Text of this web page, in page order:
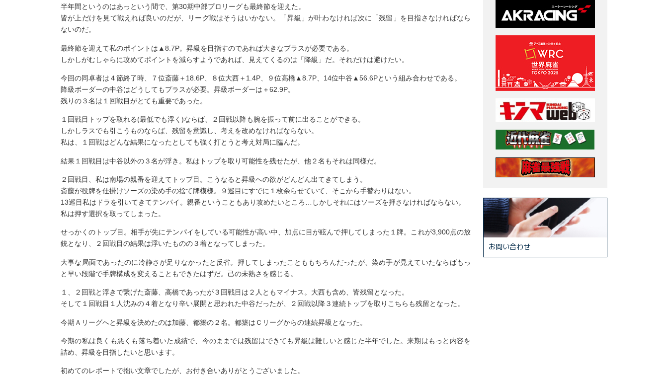
半年間というのはあっという間で、第30期中部プロリーグも最終節を迎えた。
皆が上だけを見て戦えれば良いのだが、リーグ戦はそうはいかない。「昇級」が叶わなければ次に「残留」を目指さなければなら
ないのだ。
最終節を迎えて私のポイントは▲8.7P。昇級を目指すのであれば大きなプラスが必要である。
しかしがむしゃらに攻めてポイントを減らすようであれば、見えてくるのは「降級」だ。それだけは避けたい。
今回の同卓者は４節終了時、７位斎藤＋18.6P、８位大西＋1.4P、９位高橋▲8.7P、14位中谷▲56.6Pという組み合わせである。
降級ボーダーの中谷はどうしてもプラスが必要。昇級ボーダーは＋62.9P。
残りの３名は１回戦目がとても重要であった。
１回戦目トップを取れる(最低でも浮く)ならば、２回戦以降も腕を振って前に出ることができる。
しかしラスでも引こうものならば、残留を意識し、考えを改めなければならない。
私は、１回戦はどんな結果になったとしても強く打とうと考え対局に臨んだ。
結果１回戦目は中谷以外の３名が浮き。私はトップを取り可能性を残せたが、他２名もそれは同様だ。
２回戦目、私は南場の親番を迎えてトップ目。こうなると昇級への欲がどんどん出てきてしまう。
斎藤が役牌を仕掛けソーズの染め手の捨て牌模様。９巡目にすでに１枚余らせていて、そこから手替わりはない。
13巡目私はドラを引いてきてテンパイ。親番ということもあり攻めたいところ…しかしそれにはソーズを押さなければならない。
私は押す選択を取ってしまった。
せっかくのトップ目。相手が先にテンパイをしている可能性が高い中、加点に目が眩んで押してしまった１牌。これが3,900点の放
銃となり、２回戦目の結果は浮いたものの３着となってしまった。
大事な局面であったのに冷静さが足りなかったと反省。押してしまったことももちろんだったが、染め手が見えていたならばもっ
と早い段階で手牌構成を変えることもできたはずだ。己の未熟さを感じる。
１、２回戦と浮きで繋げた斎藤、高橋であったが３回戦目は２人ともマイナス。大西も含め、皆残留となった。
そして１回戦目１人沈みの４着となり辛い展開と思われた中谷だったが、２回戦以降３連続トップを取りこちらも残留となった。
今期Ａリーグへと昇級を決めたのは加藤、都築の２名。都築はＣリーグからの連続昇級となった。
今期の私は良くも悪くも落ち着いた成績で、今のままでは残留はできても昇級は難しいと感じた半年でした。来期はもっと内容を
詰め、昇級を目指したいと思います。
初めてのレポートで拙い文章でしたが、お付き合いありがとうございました。
お問い合わせ